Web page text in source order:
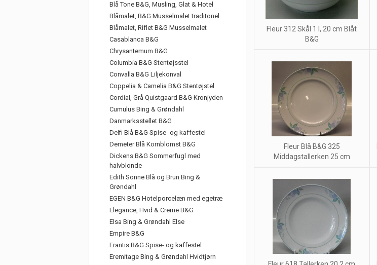
Fleur 312 Skål 1 l, 20 cm Blåt
B&G
Fleur Blå B&G 325
Middagstallerken 25 cm
Blå Tone B&G, Musling, Glat & Hotel
Blåmalet, B&G Musselmalet traditonel
Blåmalet, Riflet B&G Musselmalet
Casablanca B&G
Chrysantemum B&G
Columbia B&G Stentøjsstel
Convalla B&G Liljekonval
Coppelia & Camelia B&G Stentøjstel
Cordial, Grå Quistgaard B&G Kronjyden
Cumulus Bing & Grøndahl
Danmarksstellet B&G
Delfi Blå B&G Spise- og kaffestel
Demeter Blå Kornblomst B&G
Dickens B&G Sommerfugl med
halvblonde
Edith Sonne Blå og Brun Bing &
Grøndahl
EGEN B&G Hotelporcelæn med egetræ
Elegance, Hvid & Creme B&G
Elsa Bing & Grøndahl Else
Empire B&G
Erantis B&G Spise- og kaffestel
Eremitage Bing & Grøndahl Hvidtjørn